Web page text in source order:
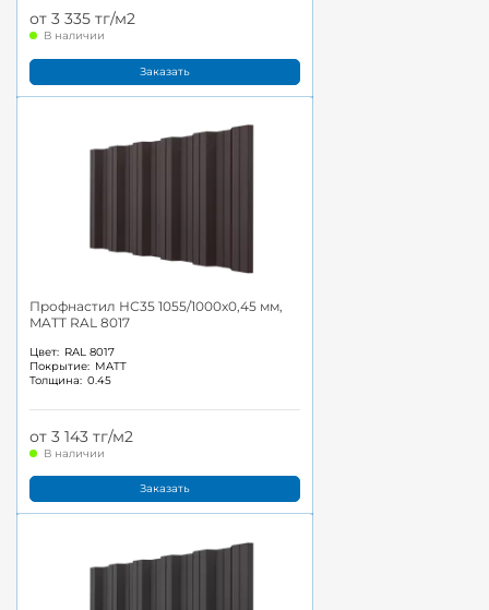
от 3 335 тг/м2
В наличии
Заказать
Профнастил НС35 1055/1000x0,45 мм,
MATT RAL 8017
Цвет: RAL 8017
Покрытие: MATT
Толщина: 0.45
от 3 143 тг/м2
В наличии
Заказать